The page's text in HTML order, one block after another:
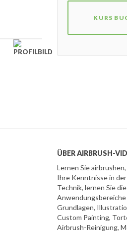
KURS
ÜBER AIRBRUSH-
Lernen Sie
Ihre Kenntnisse in
Technik, lernen Sie
Grundlagen,
Custom Painting,
Airbrush-Reinigung,